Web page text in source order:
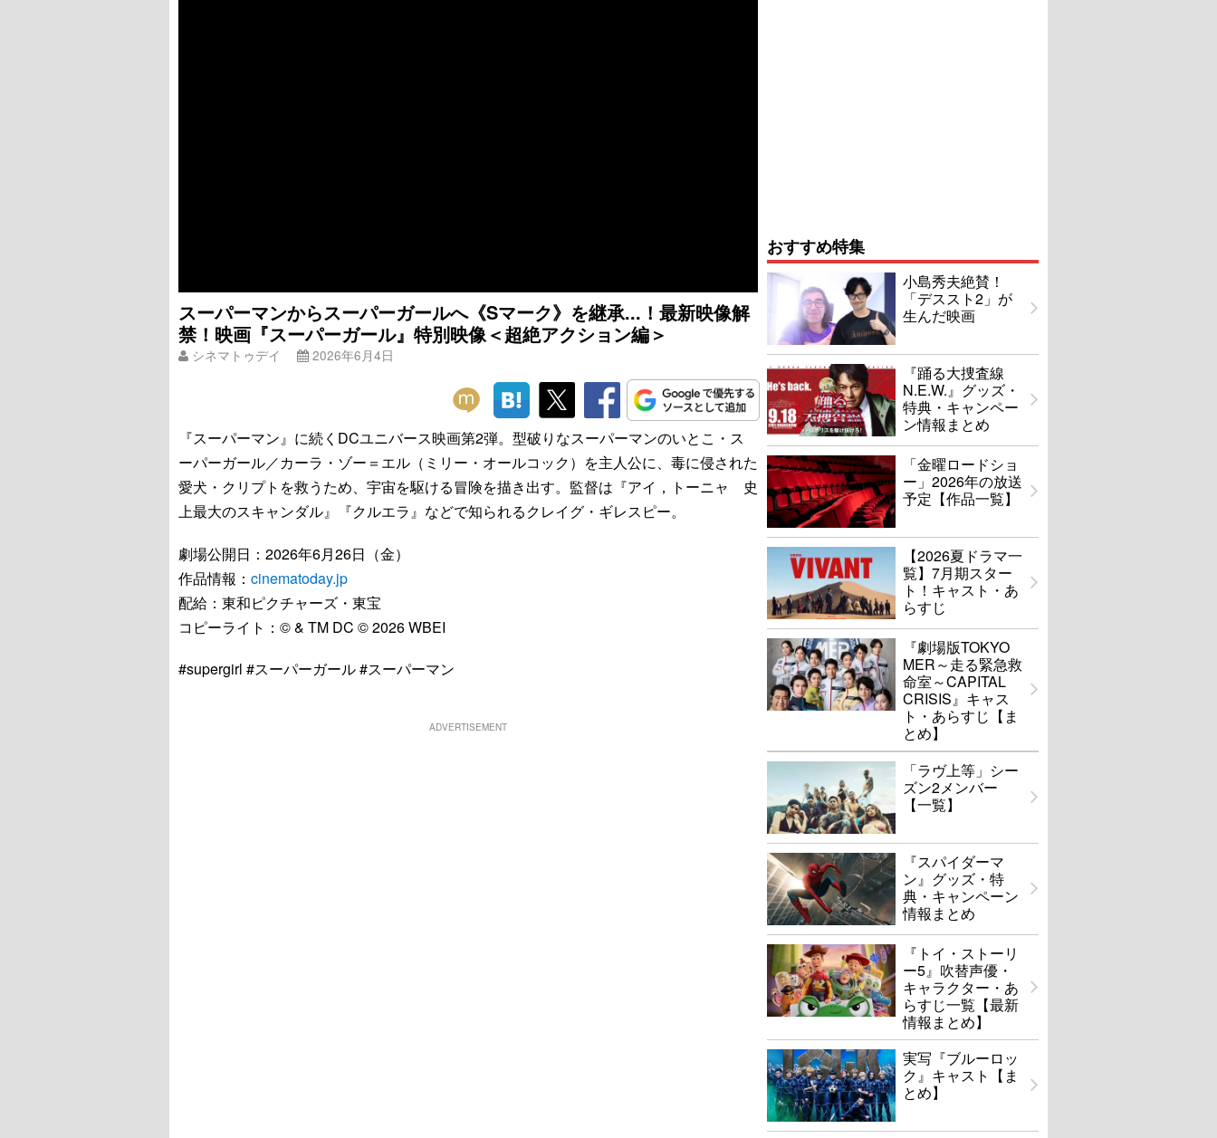
スーパーマンからスーパーガールへ《Sマーク》を継承...！最新映像解
禁！映画『スーパーガール』特別映像＜超絶アクション編＞
シネマトゥデイ 2026年6月4日
『スーパーマン』に続くDCユニバース映画第2弾。型破りなスーパーマンのいとこ・ス
ーパーガール／カーラ・ゾー＝エル（ミリー・オールコック）を主人公に、毒に侵された
愛犬・クリプトを救うため、宇宙を駆ける冒険を描き出す。監督は『アイ，トーニャ 史
上最大のスキャンダル』『クルエラ』などで知られるクレイグ・ギレスピー。
劇場公開日：2026年6月26日（金）
作品情報： cinematoday.jp
配給：東和ピクチャーズ・東宝
コピーライト：© & TM DC © 2026 WBEI
#supergirl #スーパーガール #スーパーマン
ADVERTISEMENT
おすすめ特集
小島秀夫絶賛！
「デススト2」が
生んだ映画
『踊る大捜査線
N.E.W.』グッズ・
特典・キャンペー
ン情報まとめ
「金曜ロードショ
ー」2026年の放送
予定【作品一覧】
【2026夏ドラマ一
覧】7月期スター
ト！キャスト・あ
らすじ
『劇場版TOKYO
MER～走る緊急救
命室～CAPITAL
CRISIS』キャス
ト・あらすじ【ま
とめ】
「ラヴ上等」シー
ズン2メンバー
【一覧】
『スパイダーマ
ン』グッズ・特
典・キャンペーン
情報まとめ
『トイ・ストーリ
ー5』吹替声優・
キャラクター・あ
らすじ一覧【最新
情報まとめ】
実写『ブルーロッ
ク』キャスト【ま
とめ】